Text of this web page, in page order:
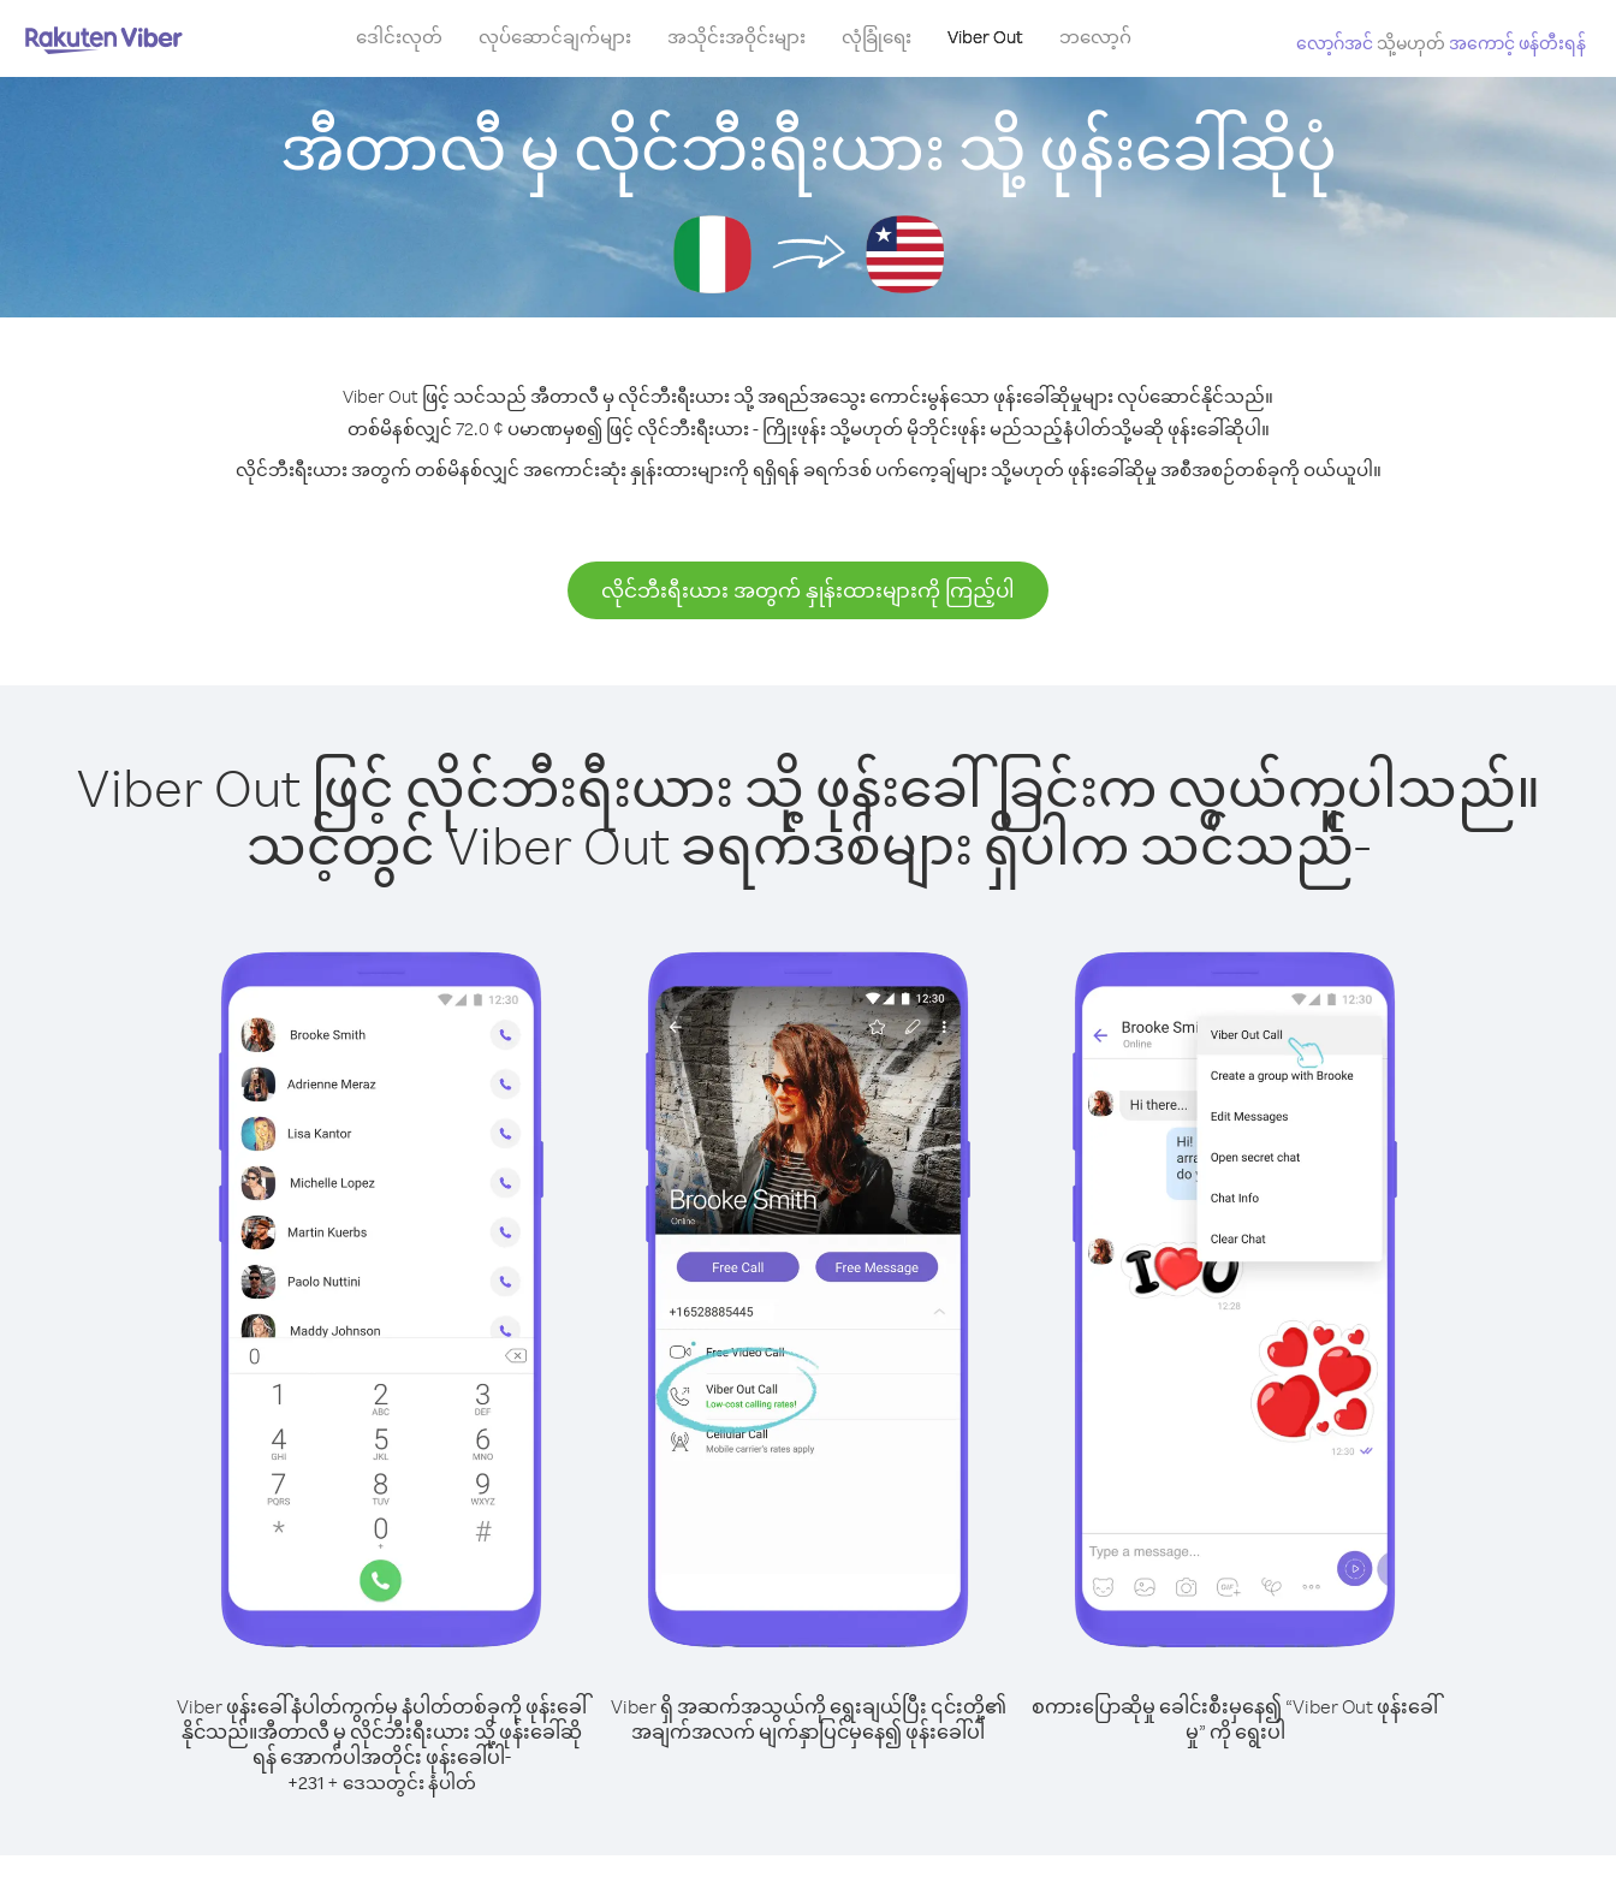
ဒေါင်းလုတ် လုပ်ဆောင်ချက်များ အသိုင်းအဝိုင်းများ လုံခြုံရေး Viber Out ဘလော့ဂ် လော့ဂ်အင် သို့မဟုတ် အကောင့် ဖန်တီးရန်
အီတာလီ မှ လိုင်ဘီးရီးယား သို့ ဖုန်းခေါ်ဆိုပုံ
Viber Out ဖြင့် သင်သည် အီတာလီ မှ လိုင်ဘီးရီးယား သို့ အရည်အသွေး ကောင်းမွန်သော ဖုန်းခေါ်ဆိုမှုများ လုပ်ဆောင်နိုင်သည်။
တစ်မိနစ်လျှင် 72.0 ¢ ပမာဏမှစ၍ ဖြင့် လိုင်ဘီးရီးယား - ကြိုးဖုန်း သို့မဟုတ် မိုဘိုင်းဖုန်း မည်သည့်နံပါတ်သို့မဆို ဖုန်းခေါ်ဆိုပါ။
လိုင်ဘီးရီးယား အတွက် တစ်မိနစ်လျှင် အကောင်းဆုံး နှုန်းထားများကို ရရှိရန် ခရက်ဒစ် ပက်ကေ့ချ်များ သို့မဟုတ် ဖုန်းခေါ်ဆိုမှု အစီအစဉ်တစ်ခုကို ဝယ်ယူပါ။
လိုင်ဘီးရီးယား အတွက် နှုန်းထားများကို ကြည့်ပါ
Viber Out ဖြင့် လိုင်ဘီးရီးယား သို့ ဖုန်းခေါ်ခြင်းက လွယ်ကူပါသည်။
သင့်တွင် Viber Out ခရက်ဒစ်များ ရှိပါက သင်သည်-
Viber ဖုန်းခေါ်နံပါတ်ကွက်မှ နံပါတ်တစ်ခုကို ဖုန်းခေါ်
နိုင်သည်။အီတာလီ မှ လိုင်ဘီးရီးယား သို့ ဖုန်းခေါ်ဆို
ရန် အောက်ပါအတိုင်း ဖုန်းခေါ်ပါ-
+231+ ဒေသတွင်း နံပါတ်
Viber ရှိ အဆက်အသွယ်ကို ရွေးချယ်ပြီး ၎င်းတို့၏
အချက်အလက် မျက်နှာပြင်မှနေ၍ ဖုန်းခေါ်ပါ
စကားပြောဆိုမှု ခေါင်းစီးမှနေ၍ “Viber Out ဖုန်းခေါ်
မှု” ကို ရွေးပါ